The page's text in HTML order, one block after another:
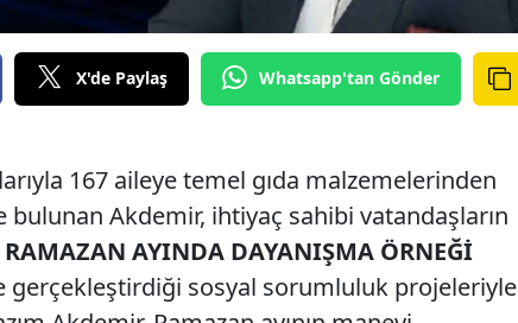
X'de Paylaş Whatsapp'tan Gönder
167 aileye temel gıda malzemelerinden
Akdemir, ihtiyaç sahibi vatandaşların
RAMAZAN AYINDA DAYANIŞMA ÖRNEĞİ
gerçekleştirdiği sosyal sorumluluk projeleriyle